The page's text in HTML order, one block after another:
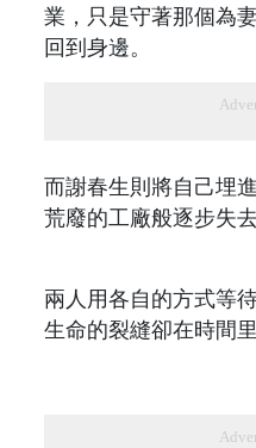
業，只是守著那個為
回到身邊。
而謝春生則將自己埋
荒廢的工廠般逐步失去
兩人用各自的方式等
生命的裂縫卻在時間